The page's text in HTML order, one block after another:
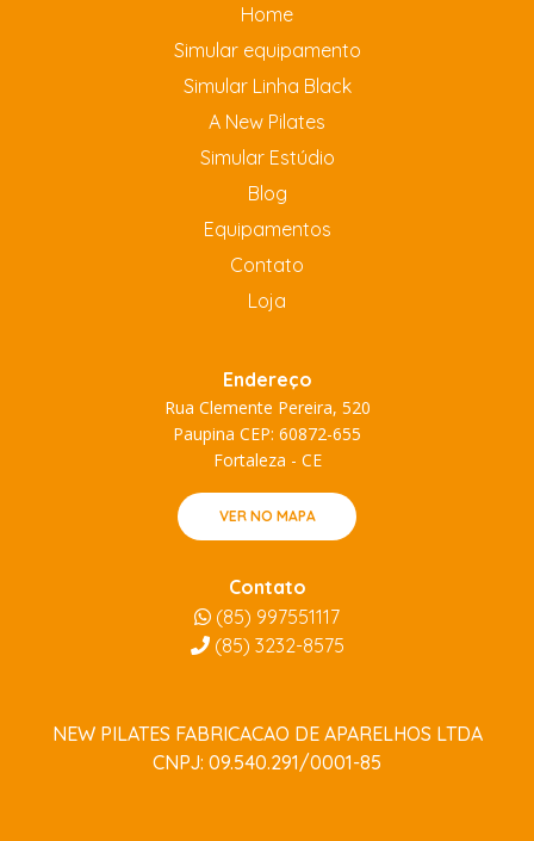
Home
Simular equipamento
Simular Linha Black
A New Pilates
Simular Estúdio
Blog
Equipamentos
Contato
Loja
Endereço
Rua Clemente Pereira, 520
Paupina CEP: 60872-655
Fortaleza - CE
VER NO MAPA
Contato
(85) 997551117
(85) 3232-8575
NEW PILATES FABRICACAO DE APARELHOS LTDA
CNPJ: 09.540.291/0001-85